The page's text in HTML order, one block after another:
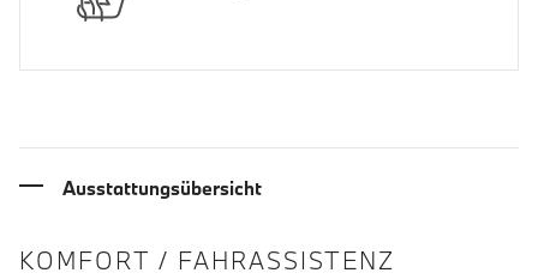
Ausstattungsübersicht
INFORMATIONEN ÜBER DIE
KOMFORT / FAHRASSISTENZ